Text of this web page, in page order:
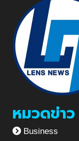
หมวดข่าว
Business